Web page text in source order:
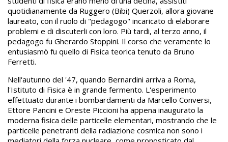
quotidianamente da Ruggero (Bibi) Querzoli, allora giovane
laureato, con il ruolo di "pedagogo" incaricato di elaborare
problemi e di discuterli con loro. Più tardi, al terzo anno, il
pedagogo fu Gherardo Stoppini. Il corso che veramente lo
entusiasmò fu quello di Fisica teorica tenuto da Bruno
Ferretti.
Nell'autunno del '47, quando Bernardini arriva a Roma,
l'Istituto di Fisica è in grande fermento. L'esperimento
effettuato durante i bombardamenti da Marcello Conversi,
Ettore Pancini e Oreste Piccioni ha appena inaugurato la
moderna fisica delle particelle elementari, mostrando che le
particelle penetranti della radiazione cosmica non sono i